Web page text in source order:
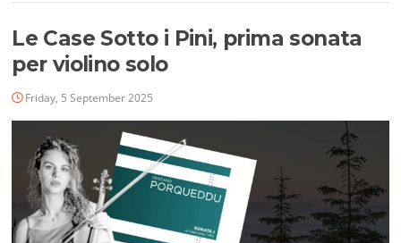
Le Case Sotto i Pini, prima sonata
per violino solo
Friday, 5 September 2025